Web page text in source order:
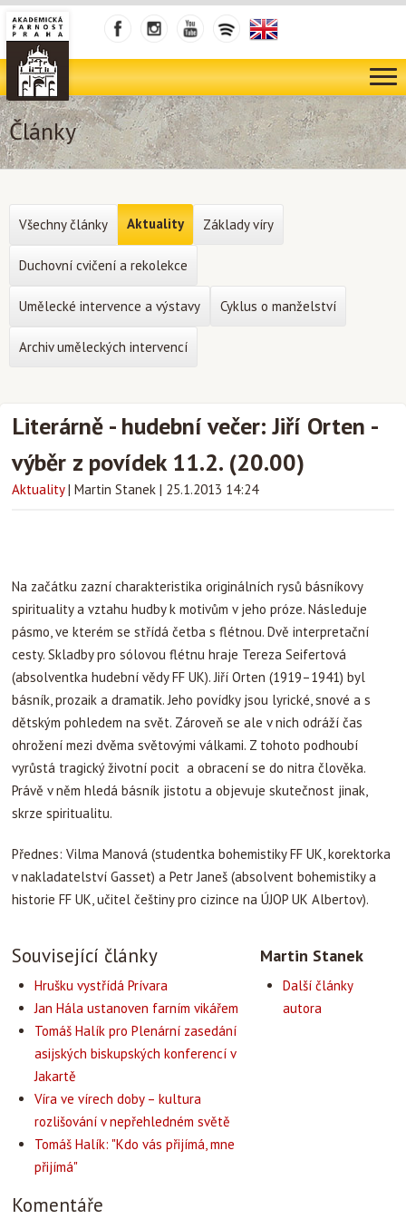
Články
Literárně - hudební večer: Jiří Orten -
výběr z povídek 11.2. (20.00)
Aktuality | Martin Stanek | 25.1.2013 14:24
Na začátku zazní charakteristika originálních rysů básníkovy
spirituality a vztahu hudby k motivům v jeho próze. Následuje
pásmo, ve kterém se střídá četba s flétnou. Dvě interpretační
cesty. Skladby pro sólovou flétnu hraje Tereza Seifertová
(absolventka hudební vědy FF UK). Jiří Orten (1919–1941) byl
básník, prozaik a dramatik. Jeho povídky jsou lyrické, snové a s
dětským pohledem na svět. Zároveň se ale v nich odráží čas
ohrožení mezi dvěma světovými válkami. Z tohoto podhoubí
vyrůstá tragický životní pocit a obracení se do nitra člověka.
Právě v něm hledá básník jistotu a objevuje skutečnost jinak,
skrze spiritualitu.
Přednes: Vilma Manová (studentka bohemistiky FF UK, korektorka
v nakladatelství Gasset) a Petr Janeš (absolvent bohemistiky a
historie FF UK, učitel češtiny pro cizince na ÚJOP UK Albertov).
Související články
Hrušku vystřídá Prívara
Jan Hála ustanoven farním vikářem
Tomáš Halík pro Plenární zasedání
asijských biskupských konferencí v
Jakartě
Víra ve vírech doby – kultura
rozlišování v nepřehledném světě
Tomáš Halík: "Kdo vás přijímá, mne
přijímá"
Martin Stanek
Další články
autora
Komentáře
Všechny články Aktuality Základy víry
Duchovní cvičení a rekolekce
Umělecké intervence a výstavy Cyklus o manželství
Archiv uměleckých intervencí